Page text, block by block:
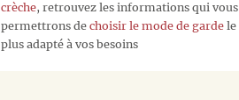
crèche, retrouvez les informations qui vous
permettrons de choisir le mode de garde le
plus adapté à vos besoins